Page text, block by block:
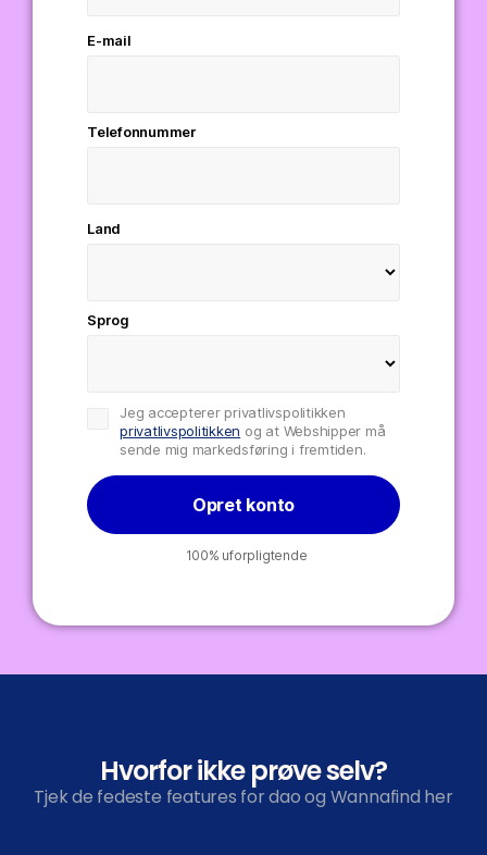
E-mail
Telefonnummer
Land
Sprog
Jeg accepterer privatlivspolitikken
privatlivspolitikken og at Webshipper må
sende mig markedsføring i fremtiden.
Opret konto
100% uforpligtende
Hvorfor ikke prøve selv?
Tjek de fedeste features for dao og Wannafind her